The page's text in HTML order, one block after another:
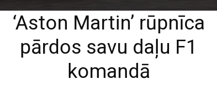
‘Aston Martin’ rūpnīca
pārdos savu daļu F1
komandā